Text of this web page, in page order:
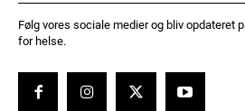
Følg vores sociale medier og bliv opdateret
for helse.